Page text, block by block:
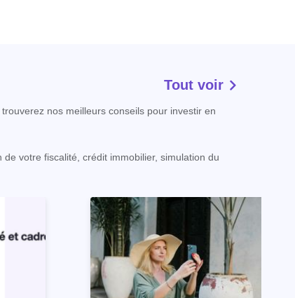
Tout voir
nos meilleurs conseils pour investir en
votre fiscalité, crédit immobilier, simulation du